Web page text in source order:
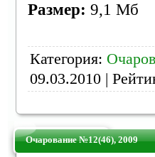
Размер: 9,1 Мб
Категория:
09.03.2010 |
Очарование №12(46), 2009